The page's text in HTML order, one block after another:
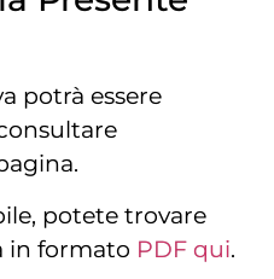
potrà essere
potete trovare
in formato PDF qui.